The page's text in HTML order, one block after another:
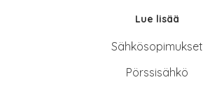
Lue lisää
Sähkösopimukset
Pörssisähkö